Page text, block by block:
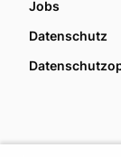
Jobs
Datenschutz